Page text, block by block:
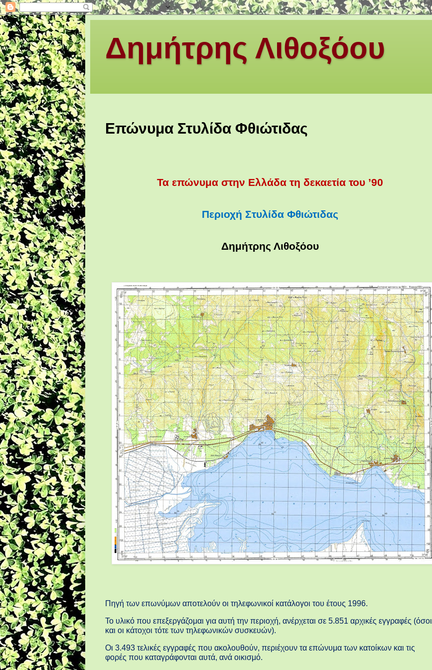
Δημήτρης Λιθοξόου
Επώνυμα Στυλίδα Φθιώτιδας
Τα επώνυμα στην Ελλάδα τη δεκαετία του ’90
Περιοχή Στυλίδα Φθιώτιδας
Δημήτρης Λιθοξόου
Πηγή των επωνύμων αποτελούν οι τηλεφωνικοί κατάλογοι του έτους 1996.
Το υλικό που επεξεργάζομαι για αυτή την περιοχή, ανέρχεται σε 5.851 αρχικές εγγραφές (όσοι
και οι κάτοχοι τότε των τηλεφωνικών συσκευών).
Οι 3.493 τελικές εγγραφές που ακολουθούν, περιέχουν τα επώνυμα των κατοίκων και τις
φορές που καταγράφονται αυτά, ανά οικισμό.